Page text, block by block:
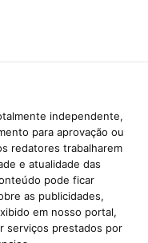
independente,
para aprovação ou
redatores trabalharem
e atualidade das
pode ficar
as publicidades,
em nosso portal,
serviços prestados por